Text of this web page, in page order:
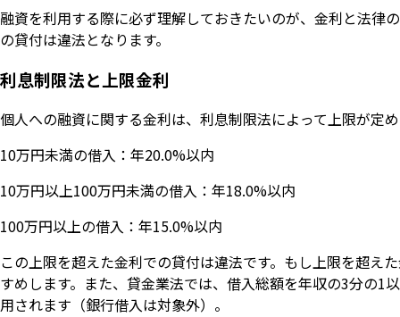
融資を利用する際に必ず理解しておきたいのが、金利と法律
の貸付は違法となります。
利息制限法と上限金利
個人への融資に関する金利は、利息制限法によって上限が定
10万円未満の借入：年20.0%以内
10万円以上100万円未満の借入：年18.0%以内
100万円以上の借入：年15.0%以内
この上限を超えた金利での貸付は違法です。もし上限を超え
すめします。また、貸金業法では、借入総額を年収の3分の1
用されます（銀行借入は対象外）。